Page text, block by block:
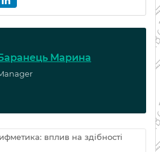
Марина
вплив на здібності